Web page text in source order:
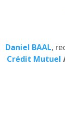
Daniel BAAL,
Crédit Mutuel